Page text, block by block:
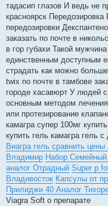
тадасип глазов И ведь не
красноярск
передозировки
заказать по почте в
в гор губахи Такой
единственным доступным
страдать как можно
twix по почте в тамбове
городе хасавюрт У людей
основным методом
или протезирование
камагра супер 100мг
купить гель камагра гель
Виагра гель сравнить
Владимир Набор
аналог Отрадный Super p
Владивосток Капсулы от
Прилиджи 40 Аналог
Viagra Soft о препарате